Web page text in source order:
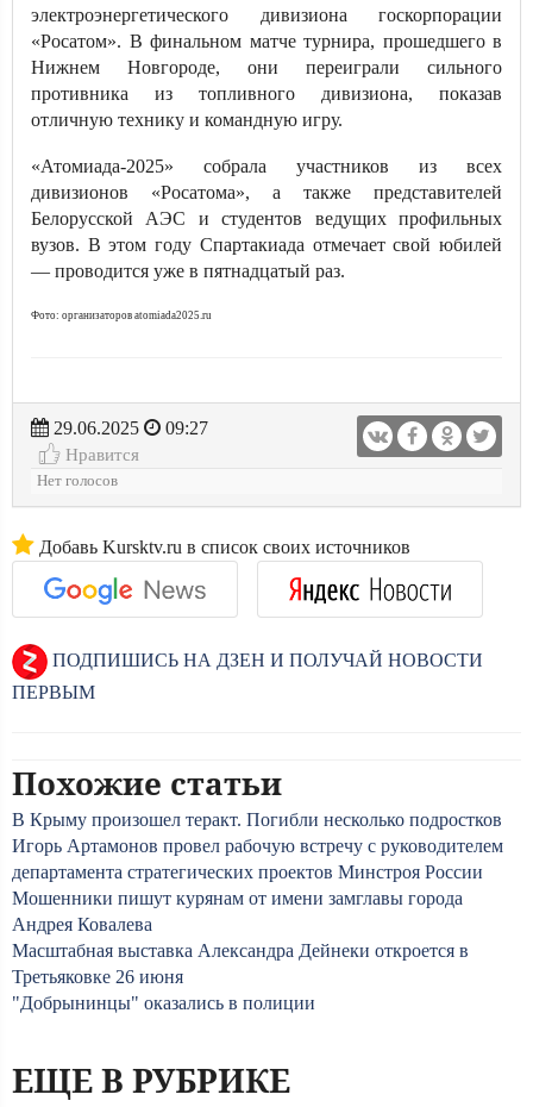
электроэнергетического дивизиона госкорпорации
«Росатом». В финальном матче турнира, прошедшего в
Нижнем Новгороде, они переиграли сильного
противника из топливного дивизиона, показав
отличную технику и командную игру.
«Атомиада-2025» собрала участников из всех
дивизионов «Росатома», а также представителей
Белорусской АЭС и студентов ведущих профильных
вузов. В этом году Спартакиада отмечает свой юбилей
— проводится уже в пятнадцатый раз.
Фото: организаторов atomiada2025.ru
29.06.2025
09:27
Нравится
Нет голосов
Добавь Kursktv.ru в список своих источников
ПОДПИШИСЬ НА ДЗЕН И ПОЛУЧАЙ НОВОСТИ
ПЕРВЫМ
Похожие статьи
В Крыму произошел теракт. Погибли несколько подростков
Игорь Артамонов провел рабочую встречу с руководителем
департамента стратегических проектов Минстроя России
Мошенники пишут курянам от имени замглавы города
Андрея Ковалева
Масштабная выставка Александра Дейнеки откроется в
Третьяковке 26 июня
"Добрынинцы" оказались в полиции
ЕЩЕ В РУБРИКЕ